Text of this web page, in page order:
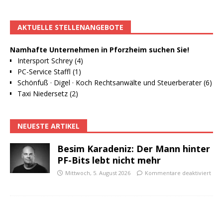
AKTUELLE STELLENANGEBOTE
Namhafte Unternehmen in Pforzheim suchen Sie!
Intersport Schrey (4)
PC-Service Staffl (1)
Schönfuß · Digel · Koch Rechtsanwälte und Steuerberater (6)
Taxi Niedersetz (2)
NEUESTE ARTIKEL
Besim Karadeniz: Der Mann hinter
PF-Bits lebt nicht mehr
Mittwoch, 5. August 2026 Kommentare deaktiviert